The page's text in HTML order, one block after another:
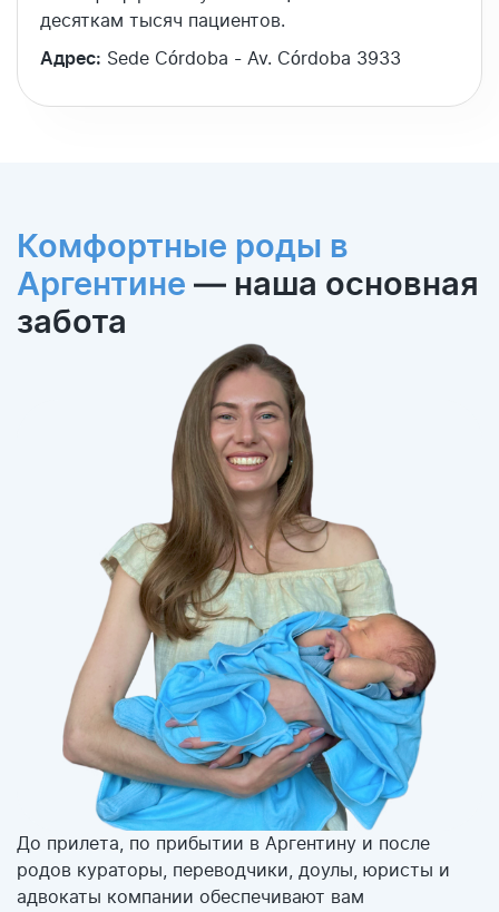
десяткам тысяч пациентов.
Адрес: Sede Córdoba - Av. Córdoba 3933
Комфортные роды в
Аргентине — наша основная
забота
До прилета, по прибытии в Аргентину и после
родов кураторы, переводчики, доулы, юристы и
адвокаты компании обеспечивают вам